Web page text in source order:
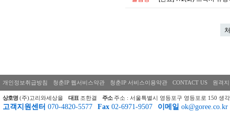
개인정보취급방침 청춘IP 웹서비스약관 청춘IP 서비스이용약관 CONTACT US 원격
상호명 (주)고리와세상을 대표 조한결 주소 주소 : 서울특별시 영등포구 영등포로 150 생
고객지원센터 070-4820-5577 Fax 02-6971-9507 이메일 ok@goree.co.kr